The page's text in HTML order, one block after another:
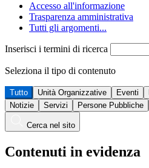
Accesso all'informazione
Trasparenza amministrativa
Tutti gli argomenti...
Inserisci i termini di ricerca
Seleziona il tipo di contenuto
Tutto Unità Organizzative Eventi
Notizie
Servizi Persone Pubbliche
Cerca nel sito
Contenuti in evidenza